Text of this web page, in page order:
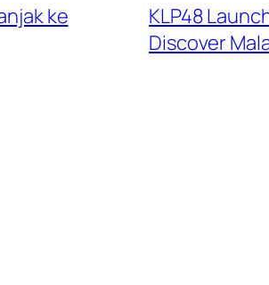
ke
KLP48
Discover